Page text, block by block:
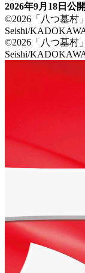
2026年9月18日公開
©2026「八つ墓村
Seishi/
©2026「八つ墓村
Seishi/